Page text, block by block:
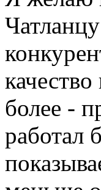
более -
работал